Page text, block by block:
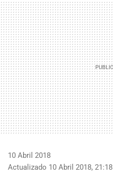
10 Abril 2018
Actualizado 10 Abril 2018, 21:18